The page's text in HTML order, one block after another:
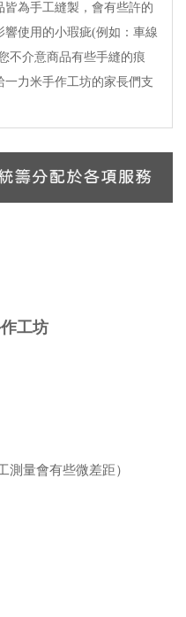
皆為手工縫製，會有些許的
響使用的小瑕疵(例如：車線
不介意商品有些手縫的痕
一力米手作工坊的家長們支
工坊
測量會有些微差距）